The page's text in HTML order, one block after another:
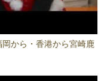
から・香港から宮崎鹿